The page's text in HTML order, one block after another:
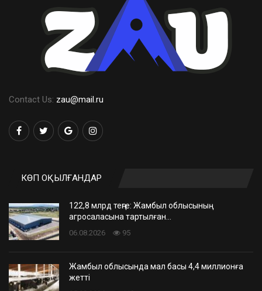
Contact Us: zau@mail.ru
КӨП ОҚЫЛҒАНДАР
122,8 млрд теңге: Жамбыл облысының
агросаласына тартылған…
06.08.2026 95
Жамбыл облысында мал басы 4,4 миллионға
жетті